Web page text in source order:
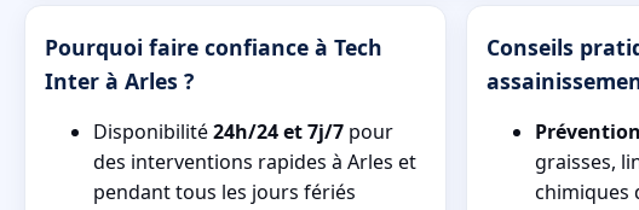
Pourquoi faire confiance à Tech
Inter à Arles ?
Disponibilité24h/24 et 7j/7 pour
des interventions rapides à Arles et
pendant tous les jours fériés
Conseils
Prévention
graisses,
chimiques